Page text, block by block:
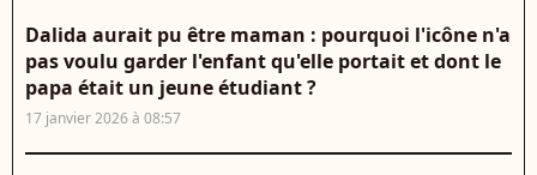
Dalida aurait pu être maman : pourquoi l'icône n'a
pas voulu garder l'enfant qu'elle portait et dont le
papa était un jeune étudiant ?
17 janvier 2026 à 08:57